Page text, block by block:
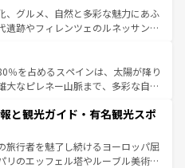
、グルメ、自然と多彩な魅力にあふ
遺跡やフィレンツェのルネッサンス
しい田園風景やアマルフィ海岸の絶
逃せない。観光の合間には、本場の
品のイタリア料理を堪能することも
で、忘れられない旅をしてみよう！
報は
％を占めるスペインは、太陽が降り
大なピレネー山脈まで、多彩な自然
は、情熱的なフラメンコ、熱気あふ
しいタパスが生活の一部となってい
洗練された雰囲気や、バルセロナの
ら、地方では古代ローマ遺跡や中世
と観光ガイド・有名観光スポ
旅行者を魅了し続けるヨーロッパ屈
リのエッフェル塔やルーブル美術館